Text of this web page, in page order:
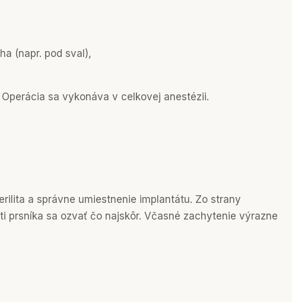
(napr. pod sval),
sa vykonáva v celkovej anestézii.
a správne umiestnenie implantátu. Zo strany
sa ozvať čo najskôr. Včasné zachytenie výrazne